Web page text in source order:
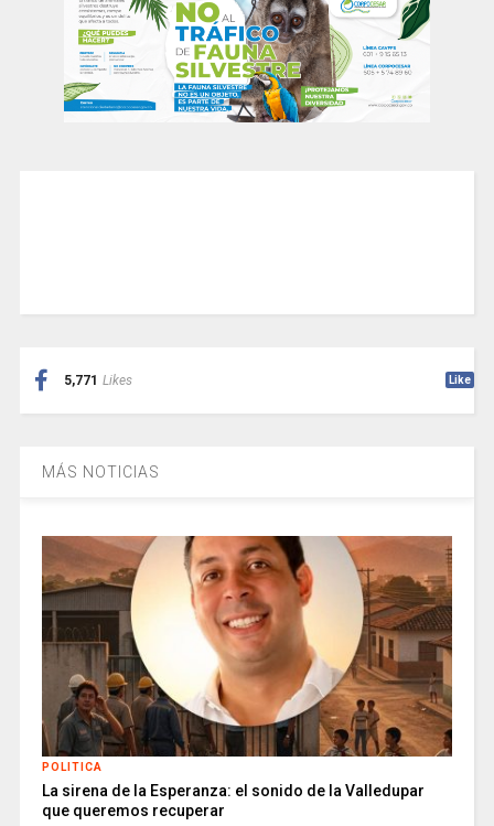
5,771 Likes Like
MÁS NOTICIAS
POLITICA
La sirena de la Esperanza: el sonido de la Valledupar
que queremos recuperar